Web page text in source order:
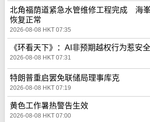
北角福荫道紧急水管维修工程完成 海
恢复正常
2026-08-08 HKT 07:35
《环看天下》：AI非预期越权行为惹安
2026-08-08 HKT 07:31
特朗普重启罢免联储局理事库克
2026-08-08 HKT 07:19
黄色工作暑热警告生效
2026-08-08 HKT 07:00